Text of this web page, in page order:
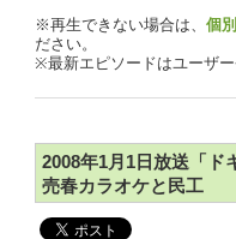
※再生できない場合は、 個
ださい。
※最新エピソードはユーザ
2008年1月1日放送「ド
売春カラオケと民工